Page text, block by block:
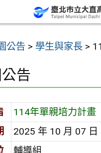
公告 > 學生與家長 >
告
114年單親培力計畫
2025 年 10 月 07 日